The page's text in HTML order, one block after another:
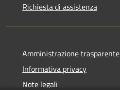
Richiesta di assistenza
Amministrazione trasparente
Informativa privacy
Note legali